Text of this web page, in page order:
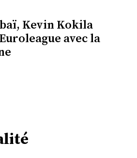
Kevin Kokila
avec la